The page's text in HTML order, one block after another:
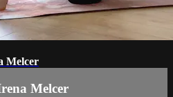
Melcer
Melcer